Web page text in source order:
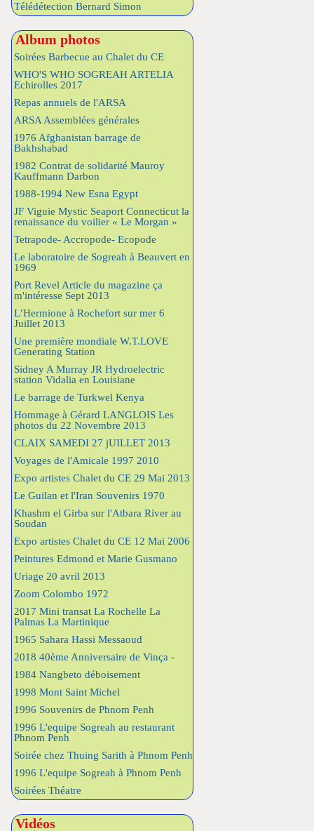
Télédétection Bernard Simon
Album photos
Soirées Barbecue au Chalet du CE
WHO'S WHO SOGREAH ARTELIA
Echirolles 2017
Repas annuels de l'ARSA
ARSA Assemblées générales
1976 Afghanistan barrage de
Bakhshabad
1982 Contrat de solidarité Mauroy
Kauffmann Darbon
1988-1994 New Esna Egypt
JF Viguie Mystic Seaport Connecticut la
renaissance du voilier « Le Morgan »
Tetrapode- Accropode- Ecopode
Le laboratoire de Sogreah à Beauvert en
1969
Port Revel Article du magazine ça
m'intéresse Sept 2013
L’Hermione à Rochefort sur mer 6
Juillet 2013
Une première mondiale W.T.LOVE
Generating Station
Sidney A Murray JR Hydroelectric
station Vidalia en Louisiane
Le barrage de Turkwel Kenya
Hommage à Gérard LANGLOIS Les
photos du 22 Novembre 2013
CLAIX SAMEDI 27 jUILLET 2013
Voyages de l'Amicale 1997 2010
Expo artistes Chalet du CE 29 Mai 2013
Le Guilan et l'Iran Souvenirs 1970
Khashm el Girba sur l'Atbara River au
Soudan
Expo artistes Chalet du CE 12 Mai 2006
Peintures Edmond et Marie Gusmano
Uriage 20 avril 2013
Zoom Colombo 1972
2017 Mini transat La Rochelle La
Palmas La Martinique
1965 Sahara Hassi Messaoud
2018 40ème Anniversaire de Vinça -
1984 Nangbeto déboisement
1998 Mont Saint Michel
1996 Souvenirs de Phnom Penh
1996 L'equipe Sogreah au restaurant
Phnom Penh
Soirée chez Thuing Sarith à Phnom Penh
1996 L'equipe Sogreah à Phnom Penh
Soirées Théatre
Vidéos